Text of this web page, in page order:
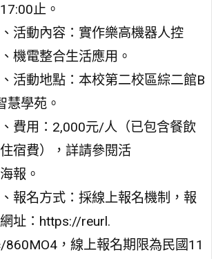
止。
活動內容：實作樂高機器人控
機電整合生活應用。
活動地點：本校第二校區綜二館B
慧學苑。
費用：2,000元/人（已包含餐飲
宿費），詳請參閱活
報。
報名方式：採線上報名機制，報
址：https://reurl.
860MO4，線上報名期限為民國11